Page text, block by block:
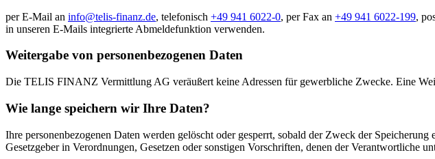
per E-Mail an info@telis-finanz.de, telefonisch +49 941 6022-0, per Fax an +49 941 6022-199,
in unseren E-Mails integrierte Abmeldefunktion verwenden.
Weitergabe von personenbezogenen Daten
Die TELIS FINANZ Vermittlung AG veräußert keine Adressen für gewerbliche Zwecke. Eine
Wie lange speichern wir Ihre Daten?
Ihre personenbezogenen Daten werden gelöscht oder gesperrt, sobald der Zweck der
Gesetzgeber in Verordnungen, Gesetzen oder sonstigen Vorschriften, denen der Verantwortliche